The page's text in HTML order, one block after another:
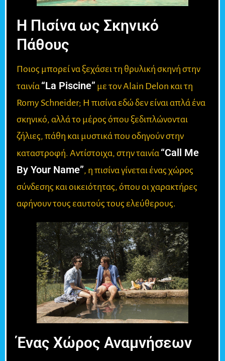
Η Πισίνα ως Σκηνικό
Πάθους
Ποιος μπορεί να ξεχάσει τη θρυλική σκηνή στην
ταινία “La Piscine” με τον Alain Delon και τη
Romy Schneider; Η πισίνα εδώ δεν είναι απλά ένα
σκηνικό, αλλά το μέρος όπου ξεδιπλώνονται
ζήλιες, πάθη και μυστικά που οδηγούν στην
καταστροφή. Αντίστοιχα, στην ταινία “Call Me
By Your Name”, η πισίνα γίνεται ένας χώρος
σύνδεσης και οικειότητας, όπου οι χαρακτήρες
αφήνουν τους εαυτούς τους ελεύθερους.
Ένας Χώρος Αναμνήσεων